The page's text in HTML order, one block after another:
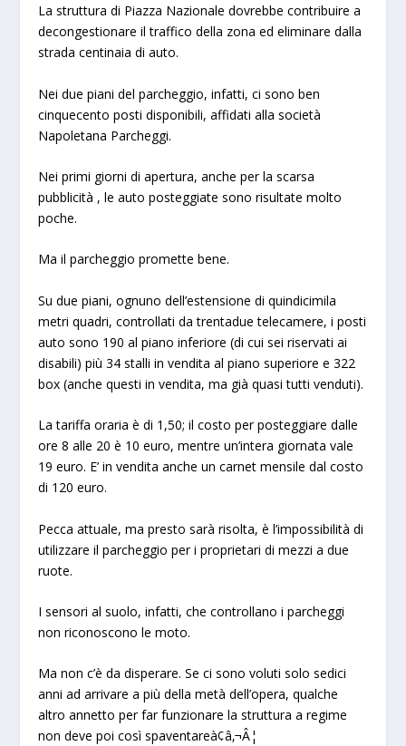
La struttura di Piazza Nazionale dovrebbe contribuire a
decongestionare il traffico della zona ed eliminare dalla
strada centinaia di auto.
Nei due piani del parcheggio, infatti, ci sono ben
cinquecento posti disponibili, affidati alla società
Napoletana Parcheggi.
Nei primi giorni di apertura, anche per la scarsa
pubblicità , le auto posteggiate sono risultate molto
poche.
Ma il parcheggio promette bene.
Su due piani, ognuno dell’estensione di quindicimila
metri quadri, controllati da trentadue telecamere, i posti
auto sono 190 al piano inferiore (di cui sei riservati ai
disabili) più 34 stalli in vendita al piano superiore e 322
box (anche questi in vendita, ma già quasi tutti venduti).
La tariffa oraria è di 1,50; il costo per posteggiare dalle
ore 8 alle 20 è 10 euro, mentre un’intera giornata vale
19 euro. E’ in vendita anche un carnet mensile dal costo
di 120 euro.
Pecca attuale, ma presto sarà risolta, è l’impossibilità di
utilizzare il parcheggio per i proprietari di mezzi a due
ruote.
I sensori al suolo, infatti, che controllano i parcheggi
non riconoscono le moto.
Ma non c’è da disperare. Se ci sono voluti solo sedici
anni ad arrivare a più della metà dell’opera, qualche
altro annetto per far funzionare la struttura a regime
non deve poi così spaventareà¢â‚¬Â¦